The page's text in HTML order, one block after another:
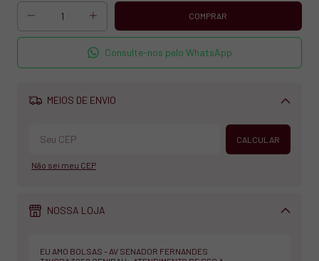
Consulte-nos pelo WhatsApp
MEIOS DE ENVIO
Alterar CEP
CALCULAR
Não sei meu CEP
NOSSA LOJA
EU AMO BOLSAS - AV SENADOR FERNANDES